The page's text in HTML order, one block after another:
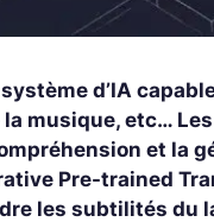
d’IA
musique, etc…
et la
Pre-trained
les subtilités du